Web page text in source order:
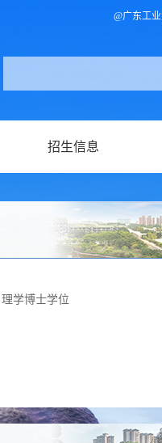
@广东工
招生信息
理学博士学位